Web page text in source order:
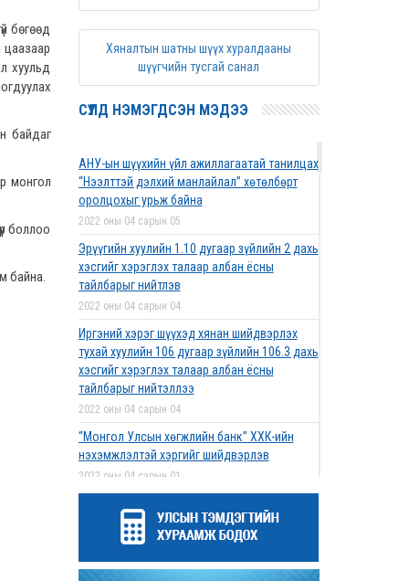
бөгөөд
хуульд
байдаг
монгол
боллоо
байна.
Хяналтын шатны шүүх хуралдааны
шүүгчийн тусгай санал
СҮҮЛД НЭМЭГДСЭН МЭДЭЭ
АНУ-ын шүүхийн үйл ажиллагаатай танилцах
“Нээлттэй дэлхий манлайлал” хөтөлбөрт
оролцохыг урьж байна
2022 оны 04 сарын 05
Эрүүгийн хуулийн 1.10 дугаар зүйлийн 2 дахь
хэсгийг хэрэглэх талаар албан ёсны
тайлбарыг нийтлэв
2022 оны 04 сарын 04
Иргэний хэрэг шүүхэд хянан шийдвэрлэх
тухай хуулийн 106 дугаар зүйлийн 106.3 дахь
хэсгийг хэрэглэх талаар албан ёсны
тайлбарыг нийтэллээ
2022 оны 04 сарын 04
“Монгол Улсын хөгжлийн банк” ХХК-ийн
нэхэмжлэлтэй хэргийг шийдвэрлэв
2022 оны 04 сарын 01
2022 оны 03 сарын 31
Нээлттэй ажлын байрны зар